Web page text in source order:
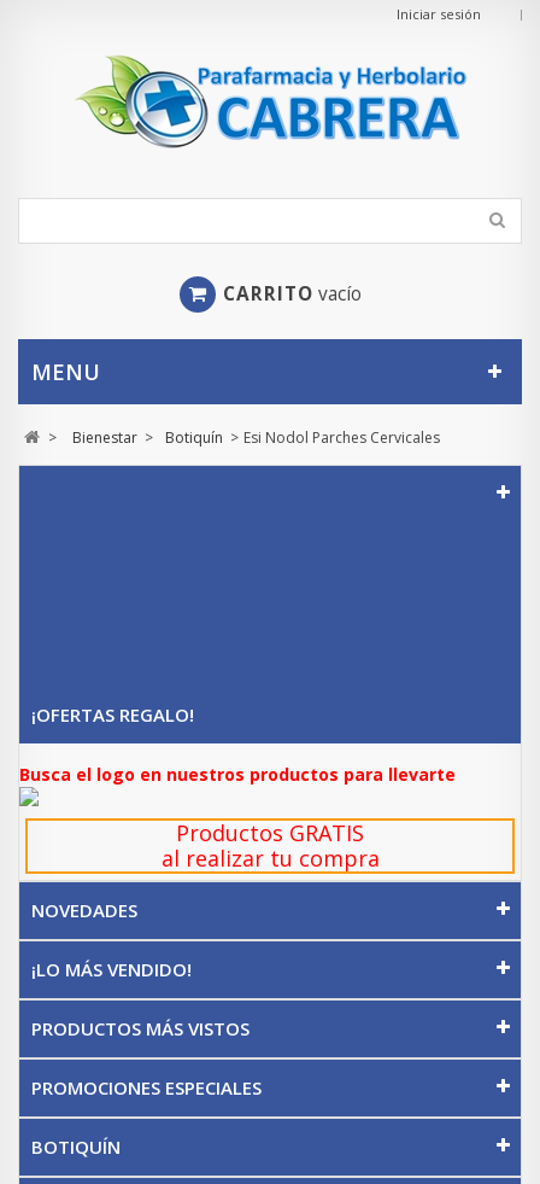
Iniciar sesión
CARRITO vacío
MENU
> Bienestar > Botiquín > Esi Nodol Parches Cervicales
¡OFERTAS REGALO!
Busca el logo en nuestros productos para llevarte
Productos GRATIS
al realizar tu compra
NOVEDADES
¡LO MÁS VENDIDO!
PRODUCTOS MÁS VISTOS
PROMOCIONES ESPECIALES
BOTIQUÍN